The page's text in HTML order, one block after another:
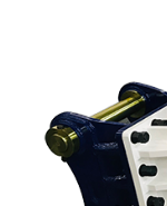
Pulgares hidráulicos